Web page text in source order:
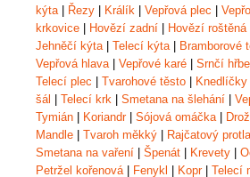
kýta | Řezy | Králík | Vepřová plec |
krkovice | Hovězí zadní | Hovězí roštěná
Jehněčí kýta | Telecí kýta | Bramborové
Vepřová hlava | Vepřové karé | Srnčí
Telecí plec | Tvarohové těsto | Knedlíčky
šál | Telecí krk | Smetana na šlehání |
Tymián | Koriandr| Sójová omáčka |
Mandle | Tvaroh měkký | Rajčatový
Smetana na vaření | Špenát | Krevety |
Petržel kořenová | Fenykl | Kopr| Telecí